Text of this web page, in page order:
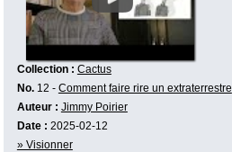
Collection : Cactus
No.12 - Comment faire rire un extraterrestre
Auteur : Jimmy Poirier
Date : 2025-02-12
» Visionner